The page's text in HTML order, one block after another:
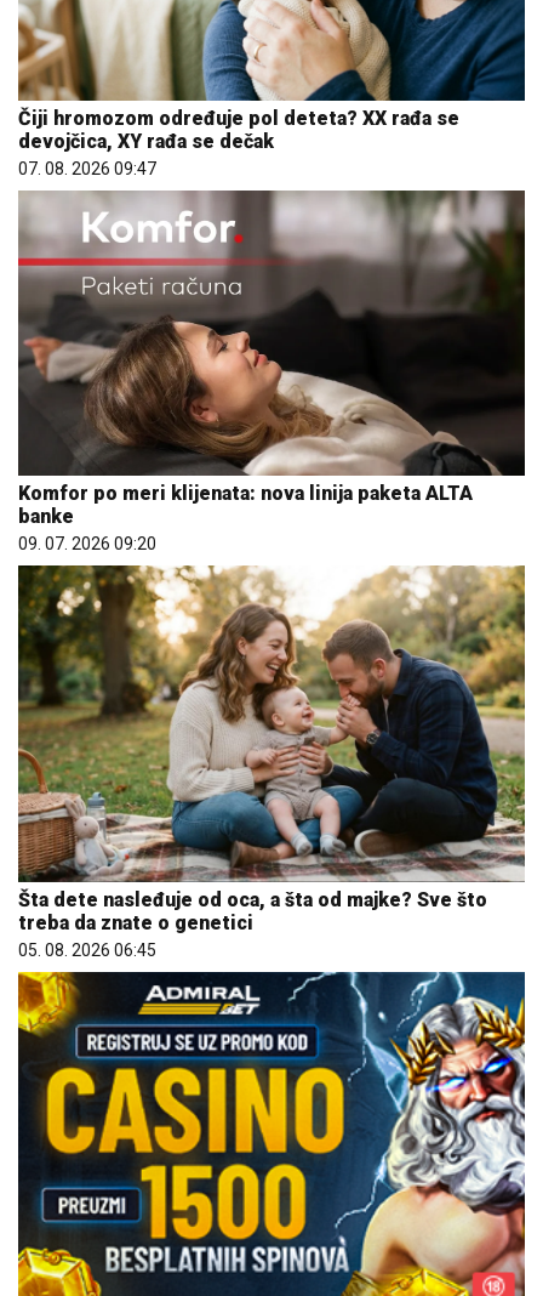
Čiji hromozom određuje pol deteta? XX rađa se
devojčica, XY rađa se dečak
07. 08. 2026 09:47
Komfor po meri klijenata: nova linija paketa ALTA
banke
09. 07. 2026 09:20
Šta dete nasleđuje od oca, a šta od majke? Sve što
treba da znate o genetici
05. 08. 2026 06:45